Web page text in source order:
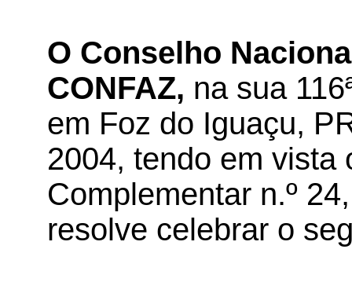
O Conselho
CONFAZ, na sua
em Foz do Iguaçu,
2004, tendo em vista
Complementar n.º
resolve celebrar o